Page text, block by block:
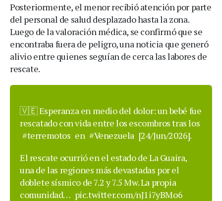
Posteriormente, el menor recibió atención por parte
del personal de salud desplazado hasta la zona.
Luego de la valoración médica, se confirmó que se
encontraba fuera de peligro, una noticia que generó
alivio entre quienes seguían de cerca las labores de
rescate.
🇻🇪 Esperanza en medio del dolor: un bebé fue
rescatado con vida entre los escombros tras los
#terremotos en #Venezuela [24/Jun/2026].
El rescate ocurrió en el estado de La Guaira,
una de las regiones más devastadas por el
doblete sísmico de 7.2 y 7.5 Mw. La propia
comunidad… pic.twitter.com/nJ1i7yBMo6